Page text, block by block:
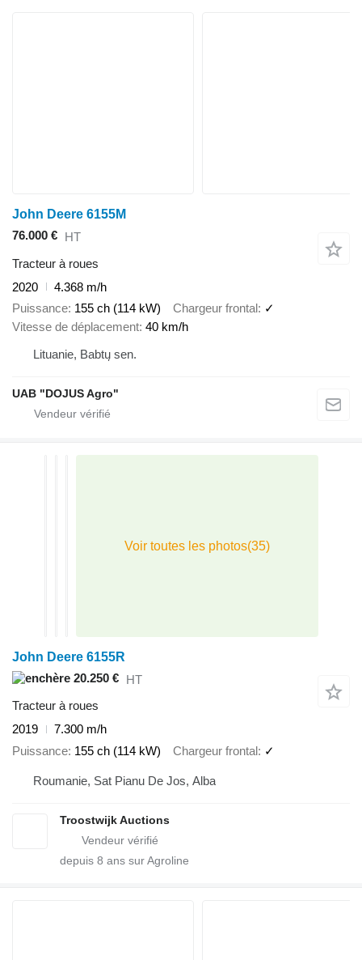
John Deere 6155M
76.000 € HT
Tracteur à roues
2020
4.368 m/h
Puissance 155 ch (114 kW) Chargeur frontal ✓
Vitesse de déplacement 40 km/h
Lituanie, Babtų sen.
UAB "DOJUS Agro"
John Deere 6155R
20.250 € HT
Tracteur à roues
2019
7.300 m/h
Puissance 155 ch (114 kW) Chargeur frontal ✓
Roumanie, Sat Pianu De Jos, Alba
Troostwijk Auctions
depuis 8 ans sur Agroline